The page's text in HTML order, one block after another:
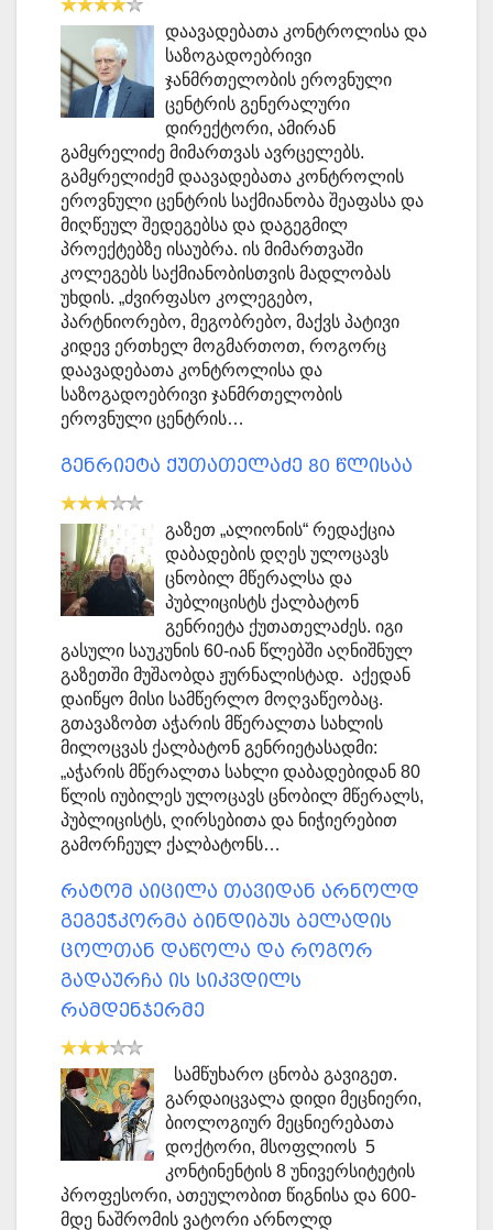
დაავადებათა კონტროლისა და
საზოგადოებრივი
ჯანმრთელობის ეროვნული
ცენტრის გენერალური
დირექტორი, ამირან
გამყრელიძე მიმართვას ავრცელებს.
გამყრელიძემ დაავადებათა კონტროლის
ეროვნული ცენტრის საქმიანობა შეაფასა და
მიღწეულ შედეგებსა და დაგეგმილ
პროექტებზე ისაუბრა. ის მიმართვაში
კოლეგებს საქმიანობისთვის მადლობას
უხდის. „ძვირფასო კოლეგებო,
პარტნიორებო, მეგობრებო, მაქვს პატივი
კიდევ ერთხელ მოგმართოთ, როგორც
დაავადებათა კონტროლისა და
საზოგადოებრივი ჯანმრთელობის
ეროვნული ცენტრის…
გენრიეტა ქუთათელაძე 80 წლისაა
გაზეთ „ალიონის“ რედაქცია
დაბადების დღეს ულოცავს
ცნობილ მწერალსა და
პუბლიცისტს ქალბატონ
გენრიეტა ქუთათელაძეს. იგი
გასული საუკუნის 60-იან წლებში აღნიშნულ
გაზეთში მუშაობდა ჟურნალისტად. აქედან
დაიწყო მისი სამწერლო მოღვაწეობაც.
გთავაზობთ აჭარის მწერალთა სახლის
მილოცვას ქალბატონ გენრიეტასადმი:
„აჭარის მწერალთა სახლი დაბადებიდან 80
წლის იუბილეს ულოცავს ცნობილ მწერალს,
პუბლიცისტს, ღირსებითა და ნიჭიერებით
გამორჩეულ ქალბატონს…
რატომ აიცილა თავიდან არნოლდ
გეგეჭკორმა ბინდიბუს ბელადის
ცოლთან დაწოლა და როგორ
გადაურჩა ის სიკვდილს
რამდენჯერმე
სამწუხარო ცნობა გავიგეთ.
გარდაიცვალა დიდი მეცნიერი,
ბიოლოგიურ მეცნიერებათა
დოქტორი, მსოფლიოს 5
კონტინენტის 8 უნივერსიტეტის
პროფესორი, ათეულობით წიგნისა და 600-
მდე ნაშრომის ვატორი არნოლდ